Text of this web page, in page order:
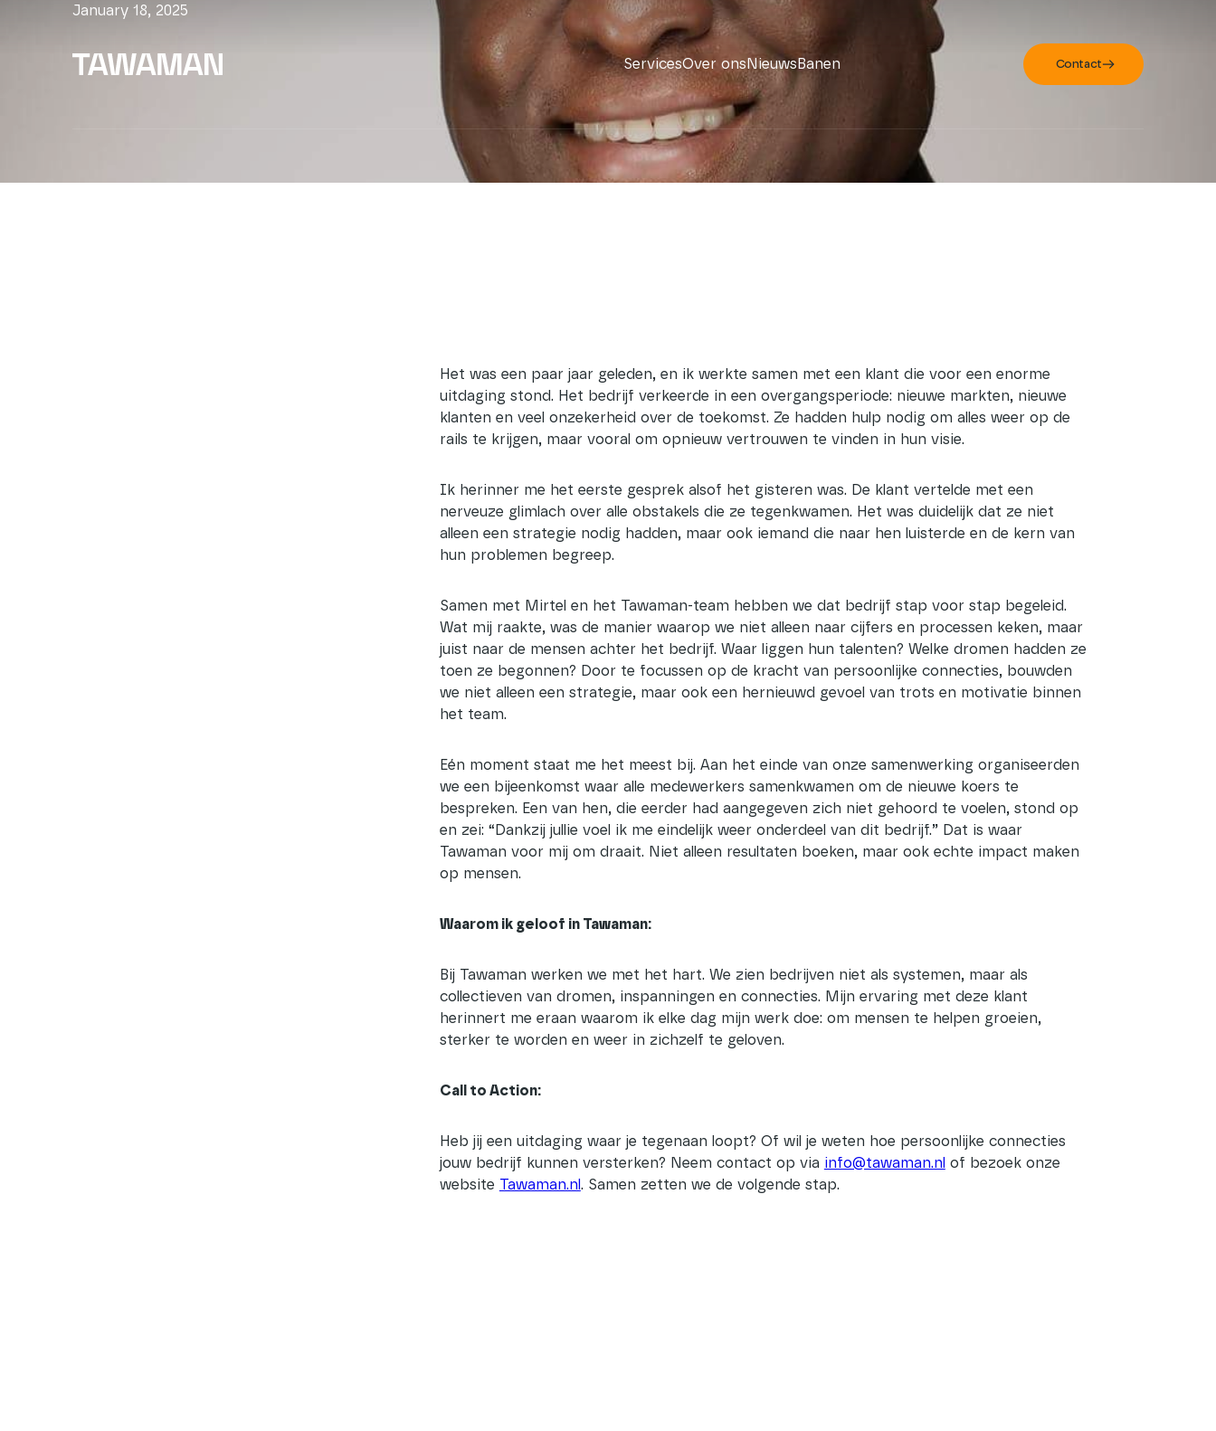
ServicesOver ons NieuwsBanen Contact
January 18, 2025
Het was een paar jaar geleden, en ik werkte samen met een klant die voor een enorme
uitdaging stond. Het bedrijf verkeerde in een overgangsperiode: nieuwe markten, nieuwe
klanten en veel onzekerheid over de toekomst. Ze hadden hulp nodig om alles weer op de
rails te krijgen, maar vooral om opnieuw vertrouwen te vinden in hun visie.
Ik herinner me het eerste gesprek alsof het gisteren was. De klant vertelde met een
nerveuze glimlach over alle obstakels die ze tegenkwamen. Het was duidelijk dat ze niet
alleen een strategie nodig hadden, maar ook iemand die naar hen luisterde en de kern van
hun problemen begreep.
Samen met Mirtel en het Tawaman-team hebben we dat bedrijf stap voor stap begeleid.
Wat mij raakte, was de manier waarop we niet alleen naar cijfers en processen keken, maar
juist naar de mensen achter het bedrijf. Waar liggen hun talenten? Welke dromen hadden ze
toen ze begonnen? Door te focussen op de kracht van persoonlijke connecties, bouwden
we niet alleen een strategie, maar ook een hernieuwd gevoel van trots en motivatie binnen
het team.
Eén moment staat me het meest bij. Aan het einde van onze samenwerking organiseerden
we een bijeenkomst waar alle medewerkers samenkwamen om de nieuwe koers te
bespreken. Een van hen, die eerder had aangegeven zich niet gehoord te voelen, stond op
en zei: “Dankzij jullie voel ik me eindelijk weer onderdeel van dit bedrijf.” Dat is waar
Tawaman voor mij om draait. Niet alleen resultaten boeken, maar ook echte impact maken
op mensen.
Waarom ik geloof in Tawaman:
Bij Tawaman werken we met het hart. We zien bedrijven niet als systemen, maar als
collectieven van dromen, inspanningen en connecties. Mijn ervaring met deze klant
herinnert me eraan waarom ik elke dag mijn werk doe: om mensen te helpen groeien,
sterker te worden en weer in zichzelf te geloven.
Call to Action:
Heb jij een uitdaging waar je tegenaan loopt? Of wil je weten hoe persoonlijke connecties
jouw bedrijf kunnen versterken? Neem contact op via info@tawaman.nl of bezoek onze
website Tawaman.nl . Samen zetten we de volgende stap.